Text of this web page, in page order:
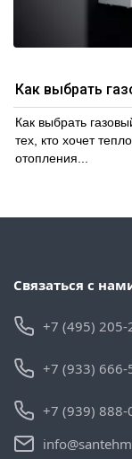
Как выбрать
Как выбрать
тех, кто хочет
отопления...
Связаться с
+7 (495)
+7 (933)
+7 (939)